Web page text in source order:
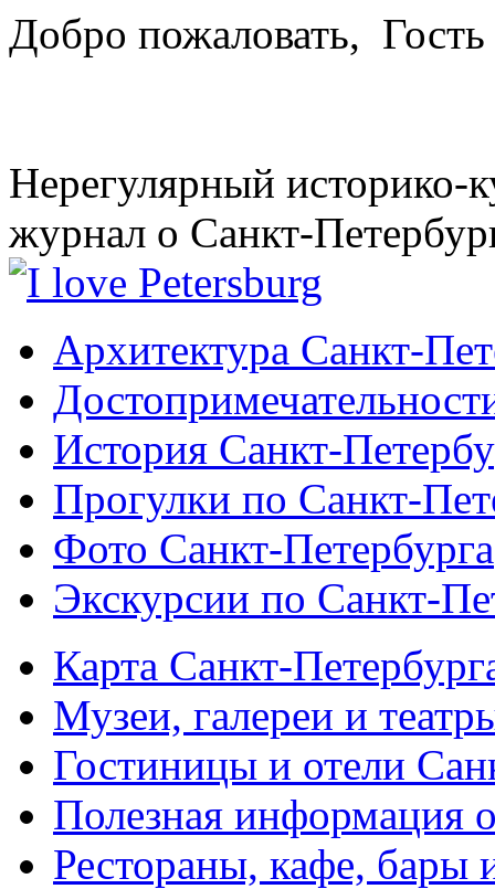
Добро пожаловать, Гость
Нерегулярный историко-
журнал о Санкт-
Архитектура Санкт-
История Санкт-
Прогулки по Санкт-
Фото Санкт-Петербурга
Экскурсии по Санкт-
Карта Санкт-
Музеи, галереи и
Гостиницы и отели
Полезная информация
Рестораны, кафе, бары